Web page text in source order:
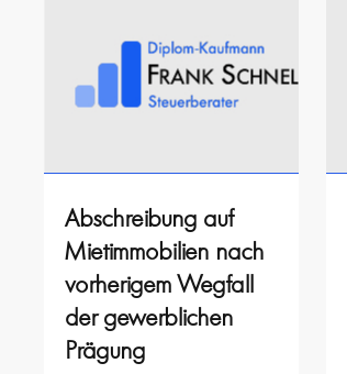
Abschreibung auf
Mietimmobilien nach
vorherigem Wegfall
der gewerblichen
Prägung